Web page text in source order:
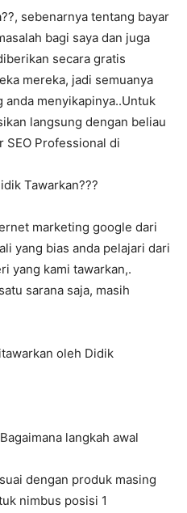
sebenarnya tentang bayar
bagi saya dan juga
secara gratis
mereka, jadi semuanya
menyikapinya..Untuk
langsung dengan beliau
SEO Professional di
Tawarkan???
marketing google dari
yang bias anda pelajari dari
yang kami tawarkan,.
sarana saja, masih
oleh Didik
langkah awal
dengan produk masing
nimbus posisi 1